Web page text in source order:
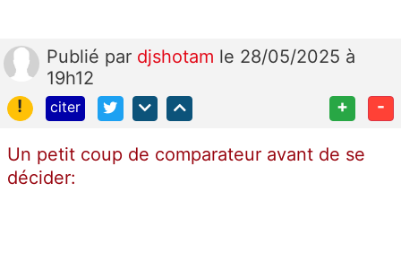
Publié par djshotam le 28/05/2025 à
19h12
!
citer + -
Un petit coup de comparateur avant de se
décider: